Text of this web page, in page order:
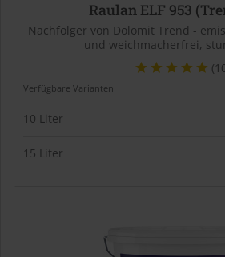
Raulan ELF 953
Nachfolger von Dolomit Trend -
und weichmacherfrei,
Verfügbare Varianten
10 Liter
15 Liter